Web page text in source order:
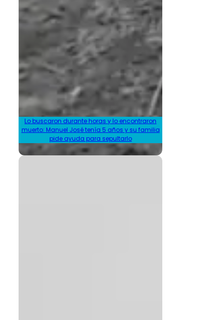
Lo buscaron durante horas y lo encontraron
muerto: Manuel José tenía 5 años y su familia
pide ayuda para sepultarlo